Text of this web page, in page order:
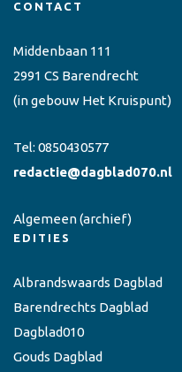
CONTACT
Middenbaan 111
2991 CS Barendrecht
(in gebouw Het Kruispunt)
Tel: 0850430577
redactie@dagblad070.nl
Algemeen(archief)
EDITIES
Albrandswaards Dagblad
Barendrechts Dagblad
Dagblad010
Gouds Dagblad